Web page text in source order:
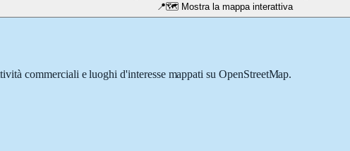
📍🗺️ Mostra la mappa interattiva
commerciali e luoghi d'interesse mappati su OpenStreetMap.